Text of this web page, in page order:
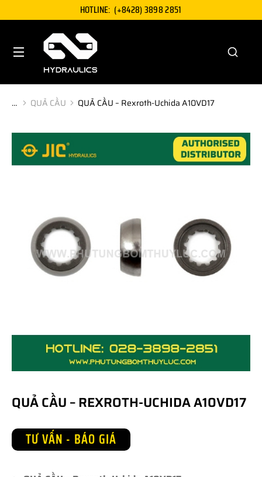
HOTLINE: (+8428) 3898 2851
You are here:
QUẢ CẦU QUẢ CẦU – Rexroth-Uchida A10VD17
QUẢ CẦU – REXROTH-UCHIDA A10VD17
TƯ VẤN - BÁO GIÁ